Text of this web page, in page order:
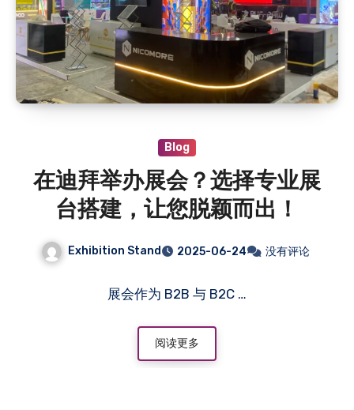
Blog
在迪拜举办展会？选择专业展
台搭建，让您脱颖而出！
Exhibition Stand 2025-06-24 没有评论
展会作为 B2B 与 B2C …
阅读更多